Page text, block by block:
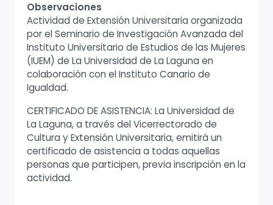
Observaciones
Actividad de Extensión Universitaria organizada
por el Seminario de Investigación Avanzada del
Instituto Universitario de Estudios de las Mujeres
(IUEM) de La Universidad de La Laguna en
colaboración con el Instituto Canario de
Igualdad.
CERTIFICADO DE ASISTENCIA: La Universidad de
La Laguna, a través del Vicerrectorado de
Cultura y Extensión Universitaria, emitirá un
certificado de asistencia a todas aquellas
personas que participen, previa inscripción en la
actividad.